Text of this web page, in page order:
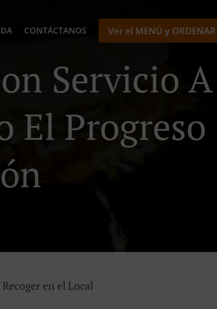
CONTÁCTANOS Ver el MENÚ y ORDENAR
Servicio A
Progreso
en el Local